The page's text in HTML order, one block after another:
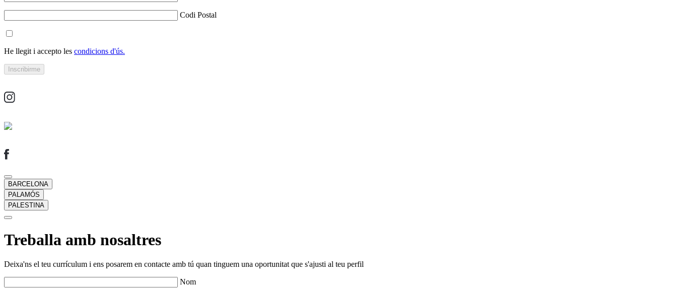
Codi Postal
He llegit i accepto les condicions d'ús.
BARCELONA
PALAMÓS
PALESTINA
Treballa amb nosaltres
Deixa'ns el teu currículum i ens posarem en contacte amb tú quan tinguem una oportunitat que s'ajusti al teu perfil
Nom